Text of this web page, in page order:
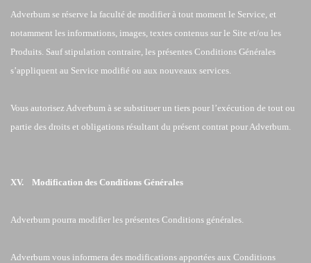
Adverbum se réserve la faculté de modifier à tout moment le Service, et
notamment les informations, images, textes contenus sur le Site et/ou les
Produits. Sauf stipulation contraire, les présentes Conditions Générales
s’appliquent au Service modifié ou aux nouveaux services.
Vous autorisez Adverbum à se substituer un tiers pour l’exécution de tout ou
partie des droits et obligations résultant du présent contrat pour Adverbum.
XV. Modification des Conditions Générales
Adverbum pourra modifier les présentes Conditions générales.
Adverbum vous informera des modifications apportées aux Conditions